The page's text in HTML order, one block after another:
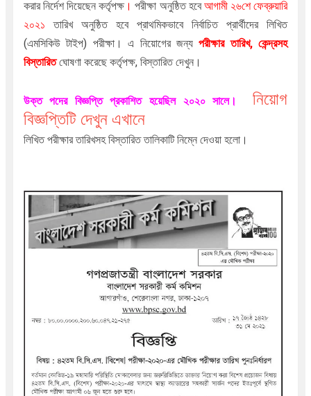
করার নির্দেশ দিয়েছেন কর্তৃপক্ষ।পরীক্ষা অনুষ্ঠিত হবেআগামী ২৬শে ফেব্রুয়ারি
২০২১ তারিখ অনুষ্ঠিত হবে প্রাথমিকভাবে নির্বাচিত প্রার্থীদের লিখিত
(এমসিকিউ টাইপ) পরীক্ষা। এ নিয়োগের জন্যপরীক্ষার তারিখ, কেন্দ্রসহ
বিস্তারিতঘোষণা করেছে কর্তৃপক্ষ, বিস্তারিত দেখুন।
উক্তপদের বিজ্ঞপ্তি প্রকাশিত হয়েছিল ২০২০ সালে।
নিয়োগ
বিজ্ঞপ্তিটি দেখুন এখানে
লিখিতপরীক্ষার তারিখসহ বিস্তারিত তালিকাটি নিম্নে দেওয়া হলো।